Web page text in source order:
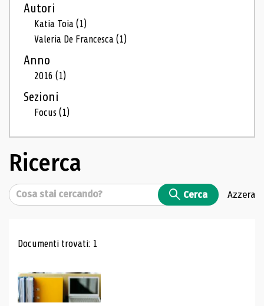
Autori
Katia Toia(1)
Valeria De Francesca(1)
Anno
2016(1)
Sezioni
Focus(1)
Ricerca
Cerca Cerca Azzera
Risultati di ricerca
Documenti trovati: 1